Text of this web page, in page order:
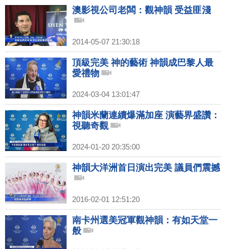
澳影視公司老闆：觀神韻 受益匪淺
2014-05-07 21:30:18
頂級完美 神的藝術 神韻成巴黎人最
愛禮物
2024-03-04 13:01:47
神韻米蘭連續爆滿加座 演藝界盛讚：
視聽奇觀
2024-01-20 20:35:00
神韻大洋洲首日演出完美 議員們震撼
2016-02-01 12:51:20
南卡州選美冠軍觀神韻：有如天堂一
般